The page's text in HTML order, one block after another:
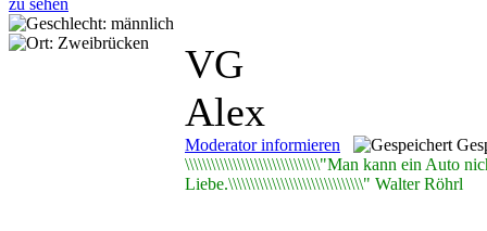
VG
Alex
Moderator informieren
\\\\\\\\\\\\\\\\\\\\\\\\\\\\\\\"Man kann ein Auto
Liebe.\\\\\\\\\\\\\\\\\\\\\\\\\\\\\\\" Walter Röhrl